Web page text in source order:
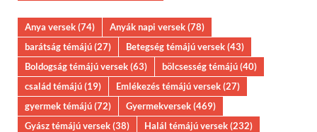
Anya versek(74) Anyák napi versek(78)
barátság témájú(27) Betegség témájú versek(43)
Boldogság témájú versek(63) bölcsesség témájú(40)
család témájú(19) Emlékezés témájú versek(27)
gyermek témájú(72) Gyermekversek(469)
Gyász témájú versek(38) Halál témájú versek(232)